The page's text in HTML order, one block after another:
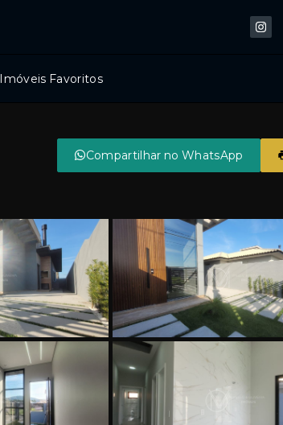
Imóveis Favoritos
Compartilhar no WhatsApp